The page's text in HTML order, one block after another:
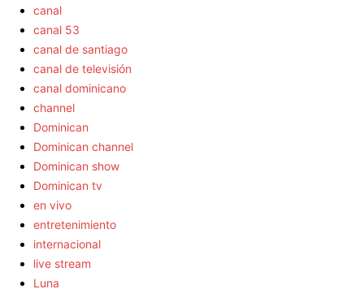
canal
canal 53
canal de santiago
canal de televisión
canal dominicano
channel
Dominican
Dominican channel
Dominican show
Dominican tv
en vivo
entretenimiento
internacional
live stream
Luna